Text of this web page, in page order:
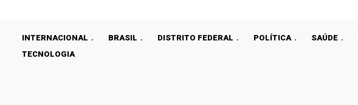
INTERNACIONAL BRASIL DISTRITO FEDERAL POLÍTICA SAÚDE
TECNOLOGIA